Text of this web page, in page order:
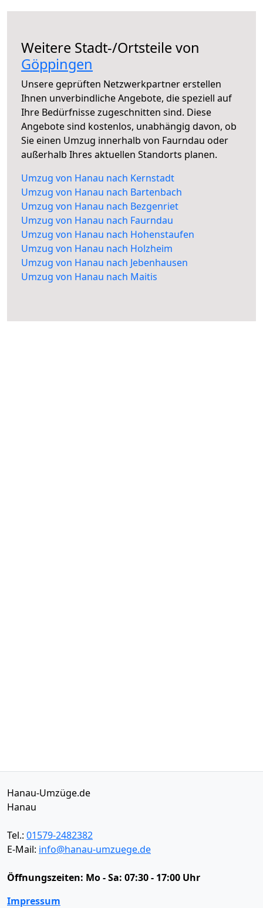
Weitere Stadt-/Ortsteile von
Göppingen
Unsere geprüften Netzwerkpartner erstellen
Ihnen unverbindliche Angebote, die speziell auf
Ihre Bedürfnisse zugeschnitten sind. Diese
Angebote sind kostenlos, unabhängig davon, ob
Sie einen Umzug innerhalb von Faurndau oder
außerhalb Ihres aktuellen Standorts planen.
Umzug von Hanau nach Kernstadt
Umzug von Hanau nach Bartenbach
Umzug von Hanau nach Bezgenriet
Umzug von Hanau nach Faurndau
Umzug von Hanau nach Hohenstaufen
Umzug von Hanau nach Holzheim
Umzug von Hanau nach Jebenhausen
Umzug von Hanau nach Maitis
Hanau-Umzüge.de
Hanau
Tel.: 01579-2482382
E-Mail: info@hanau-umzuege.de
Öffnungszeiten: Mo - Sa: 07:30 - 17:00 Uhr
Impressum